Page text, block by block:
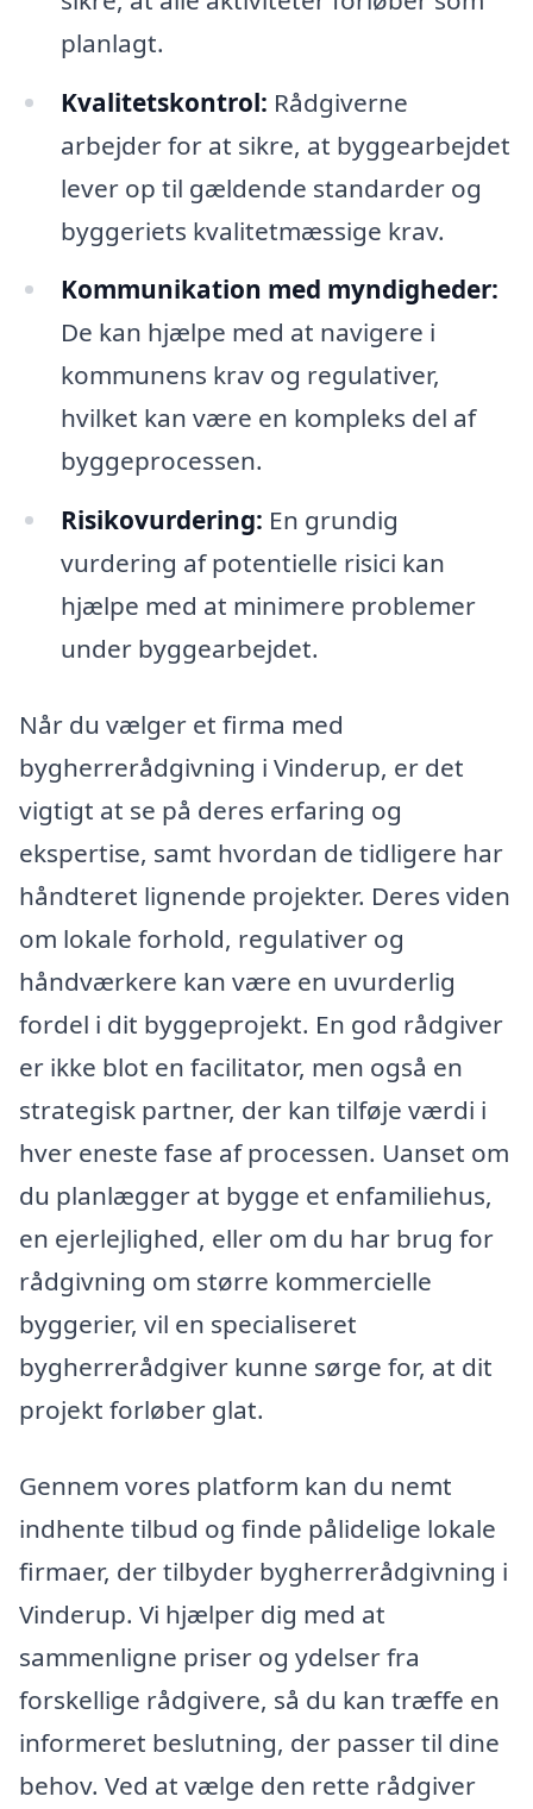
planlagt.
Kvalitetskontrol: Rådgiverne
arbejder for at sikre, at byggearbejdet
lever op til gældende standarder og
byggeriets kvalitetmæssige krav.
Kommunikation med myndigheder:
De kan hjælpe med at navigere i
kommunens krav og regulativer,
hvilket kan være en kompleks del af
byggeprocessen.
Risikovurdering: En grundig
vurdering af potentielle risici kan
hjælpe med at minimere problemer
under byggearbejdet.
Når du vælger et firma med
bygherrerådgivning i Vinderup, er det
vigtigt at se på deres erfaring og
ekspertise, samt hvordan de tidligere har
håndteret lignende projekter. Deres viden
om lokale forhold, regulativer og
håndværkere kan være en uvurderlig
fordel i dit byggeprojekt. En god rådgiver
er ikke blot en facilitator, men også en
strategisk partner, der kan tilføje værdi i
hver eneste fase af processen. Uanset om
du planlægger at bygge et enfamiliehus,
en ejerlejlighed, eller om du har brug for
rådgivning om større kommercielle
byggerier, vil en specialiseret
bygherrerådgiver kunne sørge for, at dit
projekt forløber glat.
Gennem vores platform kan du nemt
indhente tilbud og finde pålidelige lokale
firmaer, der tilbyder bygherrerådgivning i
Vinderup. Vi hjælper dig med at
sammenligne priser og ydelser fra
forskellige rådgivere, så du kan træffe en
informeret beslutning, der passer til dine
behov. Ved at vælge den rette rådgiver